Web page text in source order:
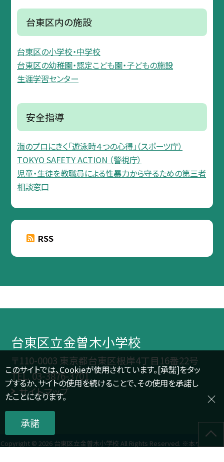
台東区内の施設
台東区の小学校・中学校
台東区の幼稚園・認定こども園・子どもの施設
生涯学習センター
安全指導
海のプロにきく「遊泳時４つの心得」（スポーツ庁）
TOKYO SAFETY ACTION （警視庁）
児童・生徒を教職員による性暴力から守るための第三者
相談窓口
RSS
台東区立金曽木小学校
〒110-0003 東京都台東区根岸4丁目16番22号
TEL.03-3876-3701
サイトマップ
Copyright © 2026 台東区立金曽木小学校 All Rights Reserved. ※本ウェブサイ
このサイトでは、Cookieが使用されています。[承諾]をタッ
プするか、サイトの使用を続けることで、その使用を承諾し
たことになります。
承諾